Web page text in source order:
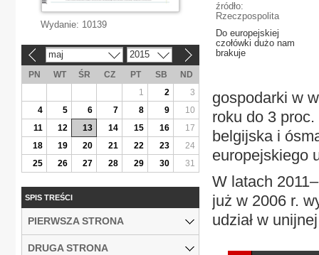
źródło:
Rzeczpospolita
Do europejskiej
czołówki dużo nam
brakuje
gospodarki w
roku do 3
belgijska i
europejskiego
W latach
już w 2006 r.
udział w
Wydanie: 10139
maj 2015
PN WT ŚR CZ PT SB
ND
1
2
3
4
5 6 7 8 9
10
11
12 13 14 15 16
17
18
19 20 21 22 23
24
25
26 27 28 29 30 31
SPIS TREŚCI
PIERWSZA STRONA
DRUGA STRONA